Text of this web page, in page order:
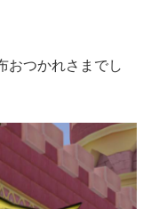
おつかれさまでし